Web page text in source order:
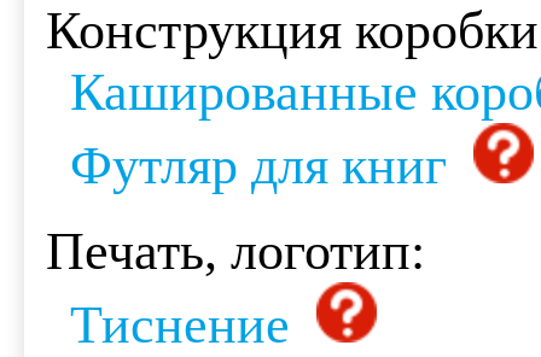
Конструкция
Кашированные
Футляр для книг
Печать, логотип:
Тиснение